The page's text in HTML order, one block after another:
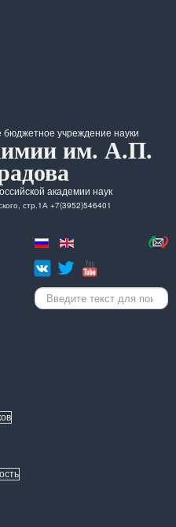
бюджетное учреждение науки
им. А.П.
академии наук
стр.1А +7(3952)546401
Искать...